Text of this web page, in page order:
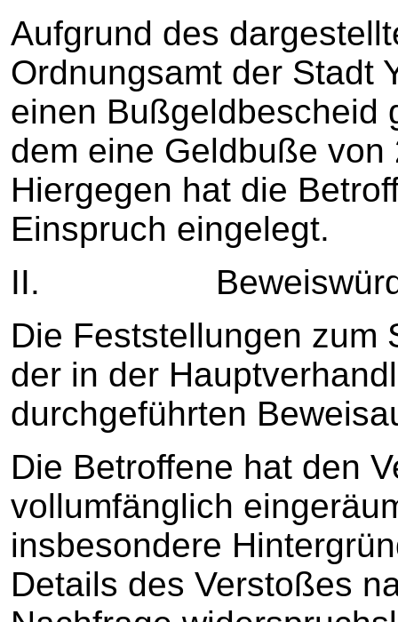
Aufgrund des
Ordnungsamt der Stadt
einen Bußgeldbescheid
dem eine Geldbuße
Hiergegen hat die
Einspruch eingelegt.
II.
Die Feststellungen zum
der in der
durchgeführten
Die Betroffene hat den
vollumfänglich
insbesondere
Details des Verstoßes